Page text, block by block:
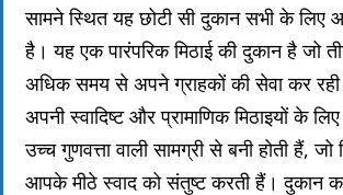
सामने स्थित यह छोटी सी दुकान सभी के लिए
है। यह एक पारंपरिक मिठाई की दुकान है जो
अधिक समय से अपने ग्राहकों की सेवा कर
अपनी स्वादिष्ट और प्रामाणिक मिठाइयों के
उच्च गुणवत्ता वाली सामग्री से बनी होती हैं,
आपके मीठे स्वाद को संतुष्ट करती हैं। दुकान